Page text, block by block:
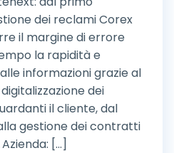
dei reclami Corex
il margine di errore
la rapidità e
informazioni grazie al
dei
il cliente, dal
gestione dei contratti
[...]